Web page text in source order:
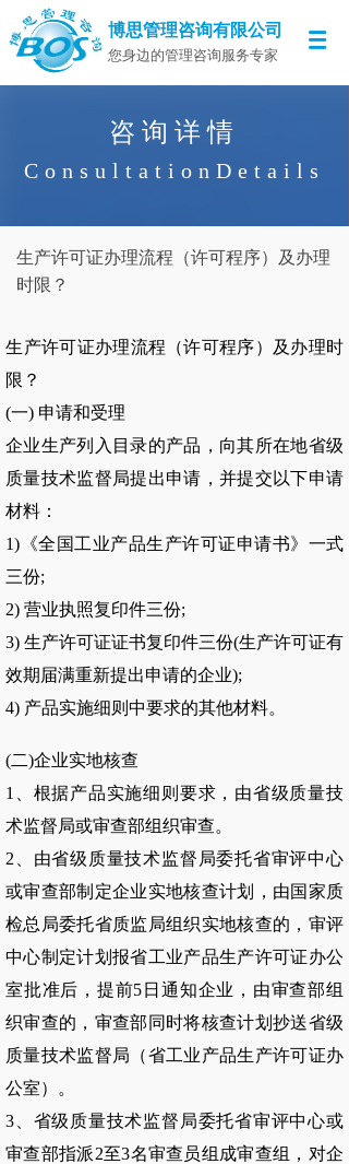
您身边的管理咨询服务专家
博思管理咨询有限公司
咨询详情
ConsultationDetails
生产许可证办理流程（许可程序）及办理
时限？
生产许可证办理流程（许可程序）及办理时
限？
(一) 申请和受理
企业生产列入目录的产品，向其所在地省级
质量技术监督局提出申请，并提交以下申请
材料：
1)《全国工业产品生产许可证申请书》一式
三份;
2) 营业执照复印件三份;
3) 生产许可证证书复印件三份(生产许可证有
效期届满重新提出申请的企业);
4) 产品实施细则中要求的其他材料。
(二)企业实地核查
1、根据产品实施细则要求，由省级质量技
术监督局或审查部组织审查。
2、由省级质量技术监督局委托省审评中心
或审查部制定企业实地核查计划，由国家质
检总局委托省质监局组织实地核查的，审评
中心制定计划报省工业产品生产许可证办公
室批准后，提前5日通知企业，由审查部组
织审查的，审查部同时将核查计划抄送省级
质量技术监督局（省工业产品生产许可证办
公室）。
3、省级质量技术监督局委托省审评中心或
审查部指派2至3名审查员组成审查组，对企